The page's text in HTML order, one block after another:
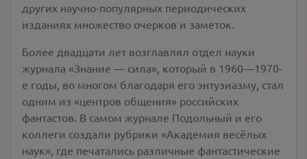
других научно-популярных периодических
изданиях множество очерков и заметок.
Более двадцати лет возглавлял отдел науки
журнала «Знание — сила», который в 1960—1970-
е годы, во многом благодаря его энтузиазму, стал
одним из «центров общения» российских
фантастов. В самом журнале Подольный и его
коллеги создали рубрики «Академия весёлых
наук», где печатались различные фантастические